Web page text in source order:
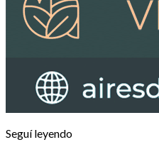
Seguí leyendo